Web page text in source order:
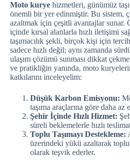
Moto kurye hizmetleri, günümüz
önemli bir yer edinmiştir. Bu sistem,
azaltmak için çeşitli avantajlar sunar.
içinde kırsal alanlarla hızlı iletişimi
taşımacılık şekli, birçok kişi için
sadece hızlı değil; aynı zamanda
ulaşım çözümü sunması dikkat
ve pratikliğin yanında, moto
katkılarını inceleyelim:
Düşük Karbon Emisyonu:
taşıma araçlarına göre daha az
Şehir İçinde Hızlı Hizmet:
süreli beklemelerle hızlı
Toplu Taşımayı Destekleme:
üzerindeki yükü azaltarak toplu
olarak teşvik ederler.